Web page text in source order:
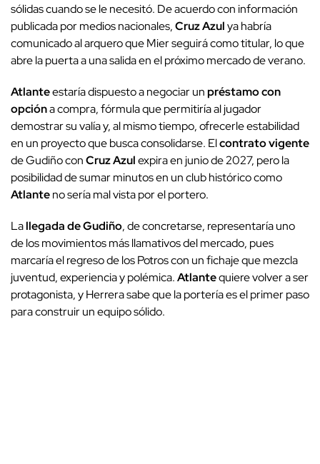
sólidas cuando se le necesitó. De acuerdo con información
publicada por medios nacionales,Cruz Azulya habría
comunicado al arquero que Mier seguirá como titular, lo que
abre la puerta a una salida en el próximo mercado de verano.
Atlanteestaría dispuesto a negociar unpréstamo con
opcióna compra, fórmula que permitiría al jugador
demostrar su valía y, al mismo tiempo, ofrecerle estabilidad
en un proyecto que busca consolidarse. Elcontrato vigente
de Gudiño conCruz Azulexpira en junio de 2027, pero la
posibilidad de sumar minutos en un club histórico como
Atlanteno sería mal vista por el portero.
Lallegada de Gudiño, de concretarse, representaría uno
de los movimientos más llamativos del mercado, pues
marcaría el regreso de los Potros con un fichaje que mezcla
juventud, experiencia y polémica.Atlantequiere volver a ser
protagonista, y Herrera sabe que la portería es el primer paso
para construir un equipo sólido.